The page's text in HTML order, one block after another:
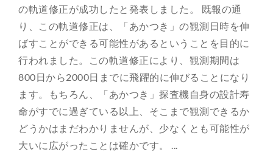
の軌道修正が成功したと発表しました。 既報の通
り、この軌道修正は、「あかつき」の観測日時を伸
ばすことができる可能性があるということを目的に
行われました。この軌道修正により、観測期間は
800日から2000日までに飛躍的に伸びることになり
ます。もちろん、「あかつき」探査機自身の設計寿
命がすでに過ぎている以上、そこまで観測できるか
どうかはまだわかりませんが、少なくとも可能性が
大いに広がったことは確かです。 ...